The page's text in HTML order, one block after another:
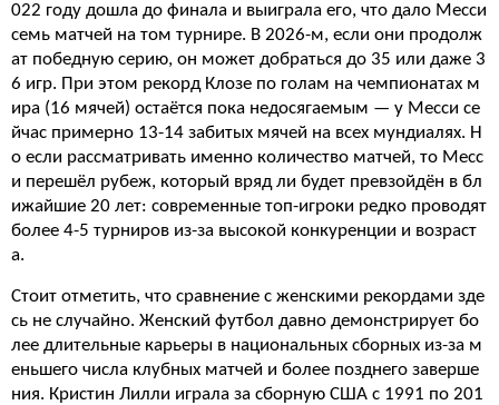
022 году дошла до финала и выиграла его, что дало Месси
семь матчей на том турнире. В 2026-м, если они продолж
ат победную серию, он может добраться до 35 или даже 3
6 игр. При этом рекорд Клозе по голам на чемпионатах м
ира (16 мячей) остаётся пока недосягаемым — у Месси се
йчас примерно 13-14 забитых мячей на всех мундиалях. Н
о если рассматривать именно количество матчей, то Месс
и перешёл рубеж, который вряд ли будет превзойдён в бл
ижайшие 20 лет: современные топ-игроки редко проводят
более 4-5 турниров из-за высокой конкуренции и возраст
а.
Стоит отметить, что сравнение с женскими рекордами зде
сь не случайно. Женский футбол давно демонстрирует бо
лее длительные карьеры в национальных сборных из-за м
еньшего числа клубных матчей и более позднего заверше
ния. Кристин Лилли играла за сборную США с 1991 по 201